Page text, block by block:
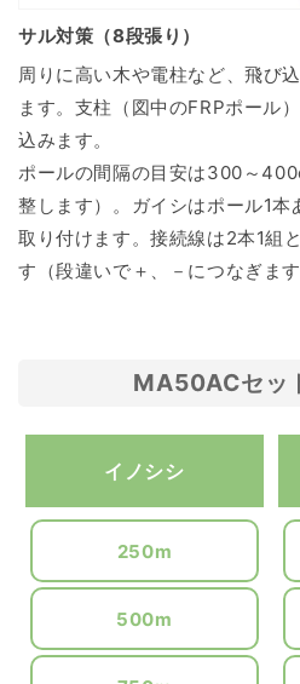
サル対策（8段張り）
周りに高い木や電柱など、飛び
ます。支柱（図中のFRPポール
込みます。
ポールの間隔の目安は300～
整します）。ガイシはポール1
取り付けます。接続線は2本1組
す（段違いで＋、－につなぎます
MA50ACセッ
イノシシ
250m
500m